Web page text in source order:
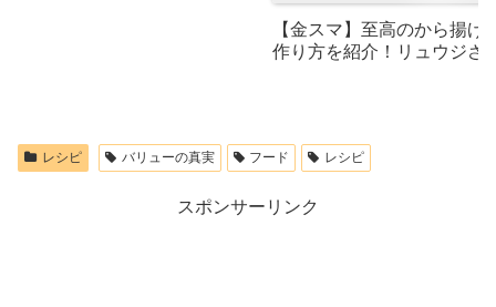
【金スマ】至高のから揚げ
作り方を紹介！リュウジさ
レシピ バリューの真実 フード レシピ
スポンサーリンク